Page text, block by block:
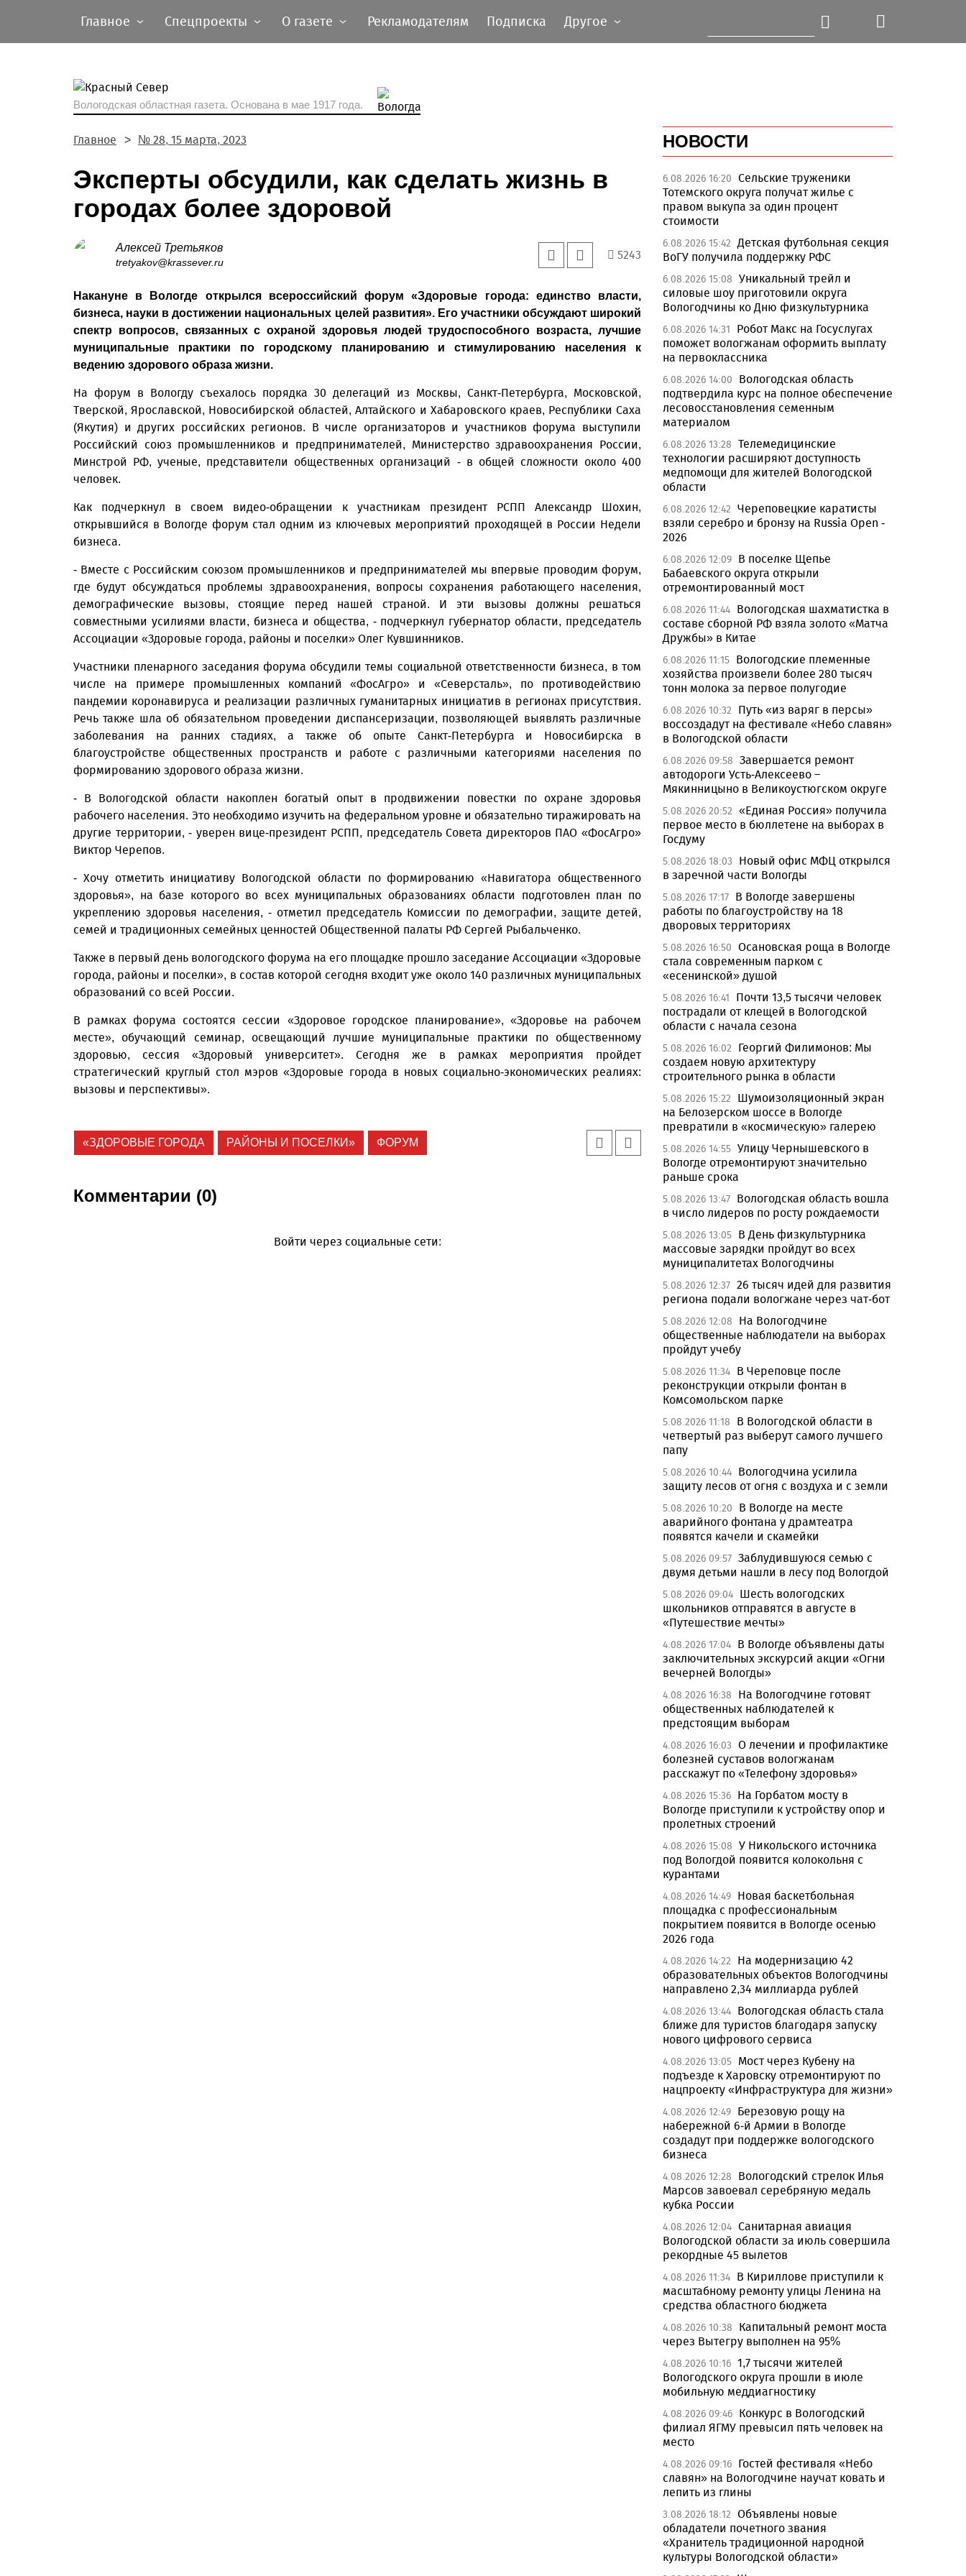
Главное Спецпроекты О газете Рекламодателям Подписка Другое
Вологодская областная газета. Основана в мае 1917 года.
Главное № 28, 15 марта, 2023
Эксперты обсудили, как сделать жизнь в
городах более здоровой
Алексей Третьяков
tretyakov@krassever.ru
5243
Накануне в Вологде открылся всероссийский форум «Здоровые города: единство власти,
бизнеса, науки в достижении национальных целей развития». Его участники обсуждают широкий
спектр вопросов, связанных с охраной здоровья людей трудоспособного возраста, лучшие
муниципальные практики по городскому планированию и стимулированию населения к
ведению здорового образа жизни.
На форум в Вологду съехалось порядка 30 делегаций из Москвы, Санкт-Петербурга, Московской,
Тверской, Ярославской, Новосибирской областей, Алтайского и Хабаровского краев, Республики Саха
(Якутия) и других российских регионов. В числе организаторов и участников форума выступили
Российский союз промышленников и предпринимателей, Министерство здравоохранения России,
Минстрой РФ, ученые, представители общественных организаций - в общей сложности около 400
человек.
Как подчеркнул в своем видео-обращении к участникам президент РСПП Александр Шохин,
открывшийся в Вологде форум стал одним из ключевых мероприятий проходящей в России Недели
бизнеса.
- Вместе с Российским союзом промышленников и предпринимателей мы впервые проводим форум,
где будут обсуждаться проблемы здравоохранения, вопросы сохранения работающего населения,
демографические вызовы, стоящие перед нашей страной. И эти вызовы должны решаться
совместными усилиями власти, бизнеса и общества, - подчеркнул губернатор области, председатель
Ассоциации «Здоровые города, районы и поселки» Олег Кувшинников.
Участники пленарного заседания форума обсудили темы социальной ответственности бизнеса, в том
числе на примере промышленных компаний «ФосАгро» и «Северсталь», по противодействию
пандемии коронавируса и реализации различных гуманитарных инициатив в регионах присутствия.
Речь также шла об обязательном проведении диспансеризации, позволяющей выявлять различные
заболевания на ранних стадиях, а также об опыте Санкт-Петербурга и Новосибирска в
благоустройстве общественных пространств и работе с различными категориями населения по
формированию здорового образа жизни.
- В Вологодской области накоплен богатый опыт в продвижении повестки по охране здоровья
рабочего населения. Это необходимо изучить на федеральном уровне и обязательно тиражировать на
другие территории, - уверен вице-президент РСПП, председатель Совета директоров ПАО «ФосАгро»
Виктор Черепов.
- Хочу отметить инициативу Вологодской области по формированию «Навигатора общественного
здоровья», на базе которого во всех муниципальных образованиях области подготовлен план по
укреплению здоровья населения, - отметил председатель Комиссии по демографии, защите детей,
семей и традиционных семейных ценностей Общественной палаты РФ Сергей Рыбальченко.
Также в первый день вологодского форума на его площадке прошло заседание Ассоциации «Здоровые
города, районы и поселки», в состав которой сегодня входит уже около 140 различных муниципальных
образований со всей России.
В рамках форума состоятся сессии «Здоровое городское планирование», «Здоровье на рабочем
месте», обучающий семинар, освещающий лучшие муниципальные практики по общественному
здоровью, сессия «Здоровый университет». Сегодня же в рамках мероприятия пройдет
стратегический круглый стол мэров «Здоровые города в новых социально-экономических реалиях:
вызовы и перспективы».
«ЗДОРОВЫЕ ГОРОДА РАЙОНЫ И ПОСЕЛКИ» ФОРУМ
Комментарии (0)
Войти через социальные сети:
НОВОСТИ
6.08.2026 16:20 Сельские труженики
Тотемского округа получат жилье с
правом выкупа за один процент
стоимости
6.08.2026 15:42 Детская футбольная секция
ВоГУ получила поддержку РФС
6.08.2026 15:08 Уникальный трейл и
силовые шоу приготовили округа
Вологодчины ко Дню физкультурника
6.08.2026 14:31
Робот Макс на Госуслугах
поможет вологжанам оформить выплату
на первоклассника
6.08.2026 14:00
Вологодская область
подтвердила курс на полное обеспечение
лесовосстановления семенным
материалом
6.08.2026 13:28 Телемедицинские
технологии расширяют доступность
медпомощи для жителей Вологодской
области
6.08.2026 12:42 Череповецкие каратисты
взяли серебро и бронзу на Russia Open -
2026
6.08.2026 12:09 В поселке Щепье
Бабаевского округа открыли
отремонтированный мост
6.08.2026 11:44 Вологодская шахматистка в
составе сборной РФ взяла золото «Матча
Дружбы» в Китае
6.08.2026 11:15 Вологодские племенные
хозяйства произвели более 280 тысяч
тонн молока за первое полугодие
6.08.2026 10:32
Путь «из варяг в персы»
воссоздадут на фестивале «Небо славян»
в Вологодской области
6.08.2026 09:58 Завершается ремонт
автодороги Усть-Алексеево –
Мякинницыно в Великоустюгском округе
5.08.2026 20:52 «Единая Россия» получила
первое место в бюллетене на выборах в
Госдуму
5.08.2026 18:03
Новый офис МФЦ открылся
в заречной части Вологды
5.08.2026 17:17 В Вологде завершены
работы по благоустройству на 18
дворовых территориях
5.08.2026 16:50 Осановская роща в Вологде
стала современным парком с
«есенинской» душой
5.08.2026 16:41
Почти 13,5 тысячи человек
пострадали от клещей в Вологодской
области с начала сезона
5.08.2026 16:02
Георгий Филимонов: Мы
создаем новую архитектуру
строительного рынка в области
5.08.2026 15:22
Шумоизоляционный экран
на Белозерском шоссе в Вологде
превратили в «космическую» галерею
5.08.2026 14:55 Улицу Чернышевского в
Вологде отремонтируют значительно
раньше срока
5.08.2026 13:47 Вологодская область вошла
в число лидеров по росту рождаемости
5.08.2026 13:05 В День физкультурника
массовые зарядки пройдут во всех
муниципалитетах Вологодчины
5.08.2026 12:37 26 тысяч идей для развития
региона подали вологжане через чат-бот
5.08.2026 12:08
На Вологодчине
общественные наблюдатели на выборах
пройдут учебу
5.08.2026 11:34 В Череповце после
реконструкции открыли фонтан в
Комсомольском парке
5.08.2026 11:18
В Вологодской области в
четвертый раз выберут самого лучшего
папу
5.08.2026 10:44 Вологодчина усилила
защиту лесов от огня с воздуха и с земли
5.08.2026 10:20
В Вологде на месте
аварийного фонтана у драмтеатра
появятся качели и скамейки
5.08.2026 09:57 Заблудившуюся семью с
двумя детьми нашли в лесу под Вологдой
5.08.2026 09:04 Шесть вологодских
школьников отправятся в августе в
«Путешествие мечты»
4.08.2026 17:04 В Вологде объявлены даты
заключительных экскурсий акции «Огни
вечерней Вологды»
4.08.2026 16:38
На Вологодчине готовят
общественных наблюдателей к
предстоящим выборам
4.08.2026 16:03 О лечении и профилактике
болезней суставов вологжанам
расскажут по «Телефону здоровья»
4.08.2026 15:36 На Горбатом мосту в
Вологде приступили к устройству опор и
пролетных строений
4.08.2026 15:08 У Никольского источника
под Вологдой появится колокольня с
курантами
4.08.2026 14:49 Новая баскетбольная
площадка с профессиональным
покрытием появится в Вологде осенью
2026 года
4.08.2026 14:22
На модернизацию 42
образовательных объектов Вологодчины
направлено 2,34 миллиарда рублей
4.08.2026 13:44 Вологодская область стала
ближе для туристов благодаря запуску
нового цифрового сервиса
4.08.2026 13:05 Мост через Кубену на
подъезде к Харовску отремонтируют по
нацпроекту «Инфраструктура для жизни»
4.08.2026 12:49 Березовую рощу на
набережной 6-й Армии в Вологде
создадут при поддержке вологодского
бизнеса
4.08.2026 12:28
Вологодский стрелок Илья
Марсов завоевал серебряную медаль
кубка России
4.08.2026 12:04 Санитарная авиация
Вологодской области за июль совершила
рекордные 45 вылетов
4.08.2026 11:34 В Кириллове приступили к
масштабному ремонту улицы Ленина на
средства областного бюджета
4.08.2026 10:38
Капитальный ремонт моста
через Вытегру выполнен на 95%
4.08.2026 10:16 1,7 тысячи жителей
Вологодского округа прошли в июле
мобильную меддиагностику
4.08.2026 09:46 Конкурс в Вологодский
филиал ЯГМУ превысил пять человек на
место
4.08.2026 09:16 Гостей фестиваля «Небо
славян» на Вологодчине научат ковать и
лепить из глины
3.08.2026 18:12 Объявлены новые
обладатели почетного звания
«Хранитель традиционной народной
культуры Вологодской области»